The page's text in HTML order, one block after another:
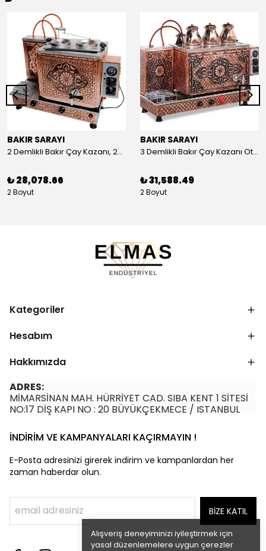
Alışveriş deneyiminizi iyileştirmek için
yasal düzenlemelere uygun çerezler
BAKIR SARAYI
2 Demlikli Bakır Çay Kazanı, 25 Litre
₺ 28,078.66
2 Boyut
BAKIR SARAYI
3 Demlikli Bakır Çay Kazanı Otomatik, 30 Litre
₺ 31,588.49
2 Boyut
Kategoriler
Hesabım
Hakkımızda
ADRES:
MİMARSİNAN MAH. HÜRRİYET CAD. SIBA KENT 1 SİTESİ
NO:17 DİŞ KAPI NO : 20 BÜYÜKÇEKMECE / ISTANBUL
İNDİRİM VE KAMPANYALARI KAÇIRMAYIN !
E-Posta adresinizi girerek indirim ve kampanlardan her
zaman haberdar olun.
BİZE KATIL